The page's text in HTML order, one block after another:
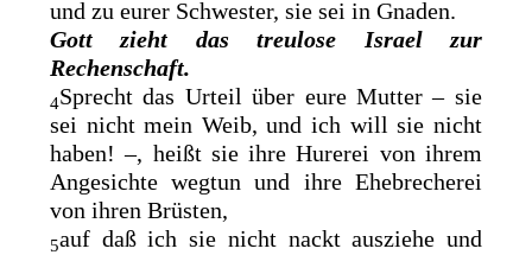
und zu eurer Schwester, sie seiin Gnaden.
Gott zieht das treulose Israel zur
Rechenschaft.
4Sprecht das Urteil über eure Mutter – sie
sei nicht mein Weib, und ich will sie nicht
haben! –, heißt sie ihre Hurerei von ihrem
Angesichte wegtun und ihre Ehebrecherei
von ihren Brüsten,
5auf daß ich sie nicht nackt ausziehe und